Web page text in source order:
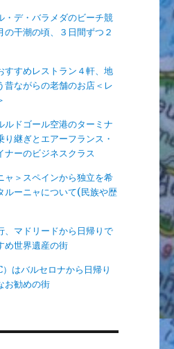
・デ・バラメダのビーチ競
の干潮の頃、３日間ずつ２
すすめレストラン４軒、地
昔ながらの老舗のお店＜レ
ルドゴール空港のターミナ
り継ぎとエアーフランス・
ナーのビジネスクラス
ャ＞スペインから独立を希
ルーニャについて(民族や歴
、マドリードから日帰りで
め世界遺産の街
はバルセロナから日帰り
お勧めの街